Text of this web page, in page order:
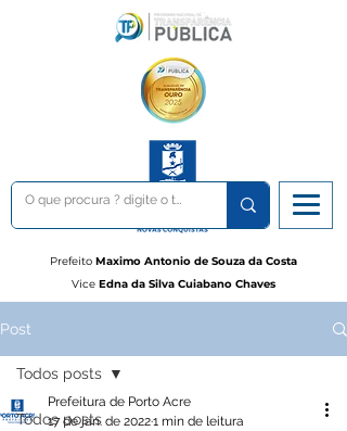
Prefeito Maximo Antonio de Souza da Costa
Vice Edna da Silva Cuiabano Chaves
Post
Todos posts
Todos posts
Prefeitura de Porto Acre
17 de jan. de 20221 min de leitura